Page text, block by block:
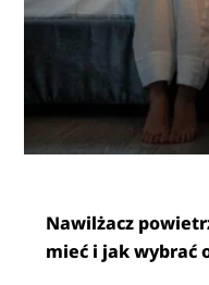
Nawilżacz
mieć i jak wybrać